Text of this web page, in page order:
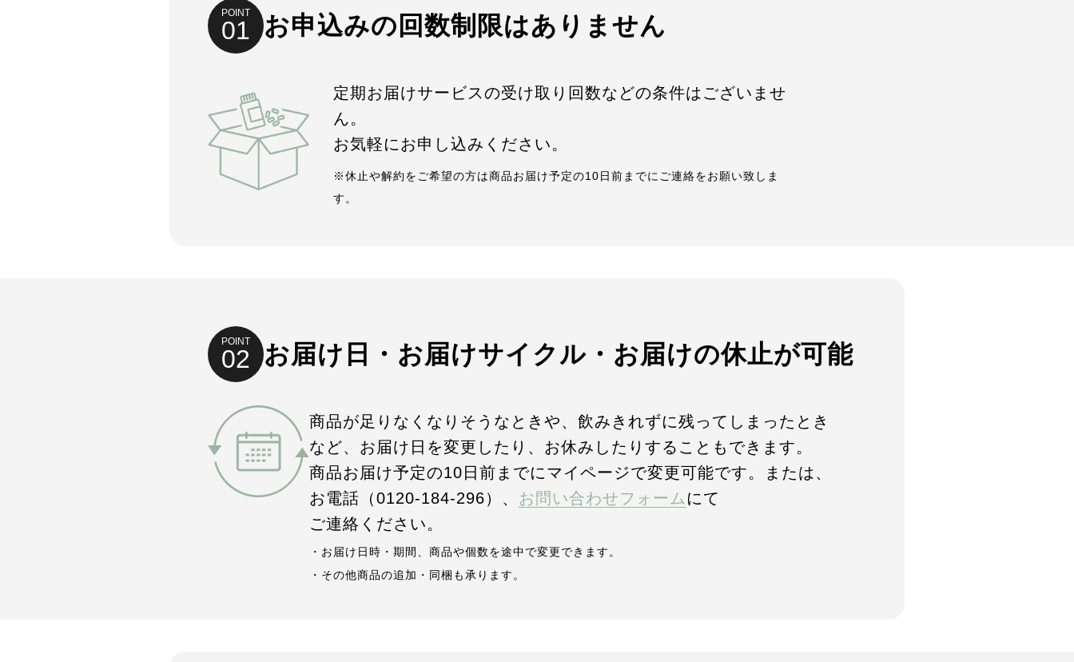
POINT
01 お申込みの回数制限はありません
定期お届けサービスの受け取り回数などの条件はございませ
ん。
お気軽にお申し込みください。
※休止や解約をご希望の方は商品お届け予定の10日前までにご連絡をお願い致しま
す。
POINT
02 お届け日・お届けサイクル・お届けの休止が可能
商品が足りなくなりそうなときや、飲みきれずに残ってしまったとき
など、お届け日を変更したり、お休みしたりすることもできます。
商品お届け予定の10日前までにマイページで変更可能です。
または、
お電話（0120-184-296）、 お問い合わせフォーム にて
ご連絡ください。
・お届け日時・期間、商品や個数を途中で変更できます。
・その他商品の追加・同梱も承ります。